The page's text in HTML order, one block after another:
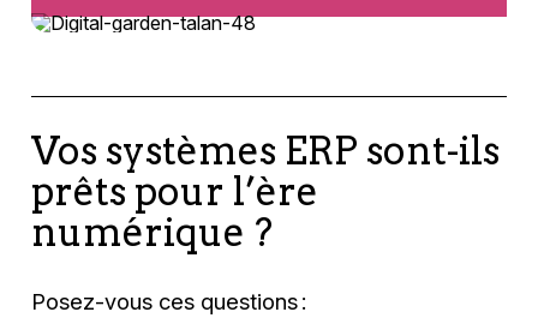
Vos systèmes ERP sont-ils
prêts pour l’ère
numérique ?
Posez-vous ces questions :